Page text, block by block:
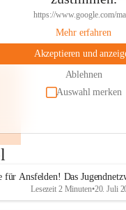
https://www.google.com/
Mehr erfahren
Akzeptieren und
Ablehnen
Auswahl merken
für Ansfelden! Das
Lesezeit 2 Minuten•20. Juli